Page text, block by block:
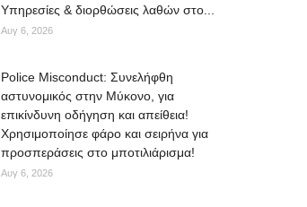
Υπηρεσίες & διορθώσεις λαθών στο...
Αυγ 6, 2026
Police Misconduct: Συνελήφθη
αστυνομικός στην Μύκονο, για
επικίνδυνη οδήγηση και απείθεια!
Χρησιμοποίησε φάρο και σειρήνα για
προσπεράσεις στο μποτιλιάρισμα!
Αυγ 6, 2026